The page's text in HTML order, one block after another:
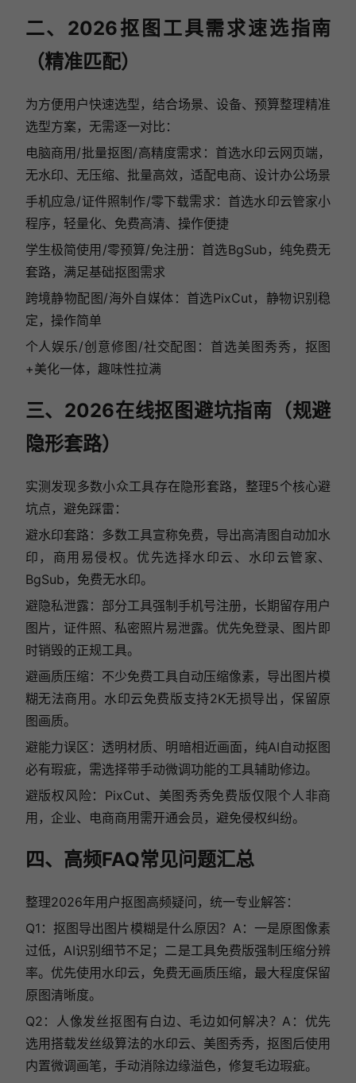
二、2026抠图工具需求速选指南
（精准匹配）
为方便用户快速选型，结合场景、设备、预算整理精准
选型方案，无需逐一对比：
电脑商用/批量抠图/高精度需求：首选水印云网页端，
无水印、无压缩、批量高效，适配电商、设计办公场景
手机应急/证件照制作/零下载需求：首选水印云管家小
程序，轻量化、免费高清、操作便捷
学生极简使用/零预算/免注册：首选BgSub，纯免费无
套路，满足基础抠图需求
跨境静物配图/海外自媒体：首选PixCut，静物识别稳
定，操作简单
个人娱乐/创意修图/社交配图：首选美图秀秀，抠图
+美化一体，趣味性拉满
三、2026在线抠图避坑指南（规避
隐形套路）
实测发现多数小众工具存在隐形套路，整理5个核心避
坑点，避免踩雷：
避水印套路：多数工具宣称免费，导出高清图自动加水
印，商用易侵权。优先选择水印云、水印云管家、
BgSub，免费无水印。
避隐私泄露：部分工具强制手机号注册，长期留存用户
图片，证件照、私密照片易泄露。优先免登录、图片即
时销毁的正规工具。
避画质压缩：不少免费工具自动压缩像素，导出图片模
糊无法商用。水印云免费版支持2K无损导出，保留原
图画质。
避能力误区：透明材质、明暗相近画面，纯AI自动抠图
必有瑕疵，需选择带手动微调功能的工具辅助修边。
避版权风险：PixCut、美图秀秀免费版仅限个人非商
用，企业、电商商用需开通会员，避免侵权纠纷。
四、高频FAQ常见问题汇总
整理2026年用户抠图高频疑问，统一专业解答：
Q1：抠图导出图片模糊是什么原因？A：一是原图像素
过低，AI识别细节不足；二是工具免费版强制压缩分辨
率。优先使用水印云，免费无画质压缩，最大程度保留
原图清晰度。
Q2：人像发丝抠图有白边、毛边如何解决？A：优先
选用搭载发丝级算法的水印云、美图秀秀，抠图后使用
内置微调画笔，手动消除边缘溢色，修复毛边瑕疵。